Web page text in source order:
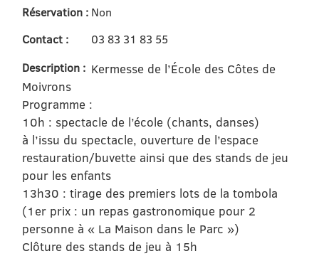
Réservation : Non
Contact :
03 83 31 83 55
Description : Kermesse de l’École des Côtes de
Moivrons
Programme :
10h : spectacle de l’école (chants, danses)
à l’issu du spectacle, ouverture de l’espace
restauration/buvette ainsi que des stands de jeu
pour les enfants
13h30 : tirage des premiers lots de la tombola
(1er prix : un repas gastronomique pour 2
personne à « La Maison dans le Parc »)
Clôture des stands de jeu à 15h